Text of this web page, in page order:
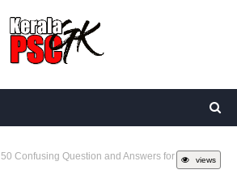
views
50 Confusing Question and Answers for